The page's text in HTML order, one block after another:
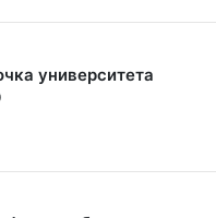
университета